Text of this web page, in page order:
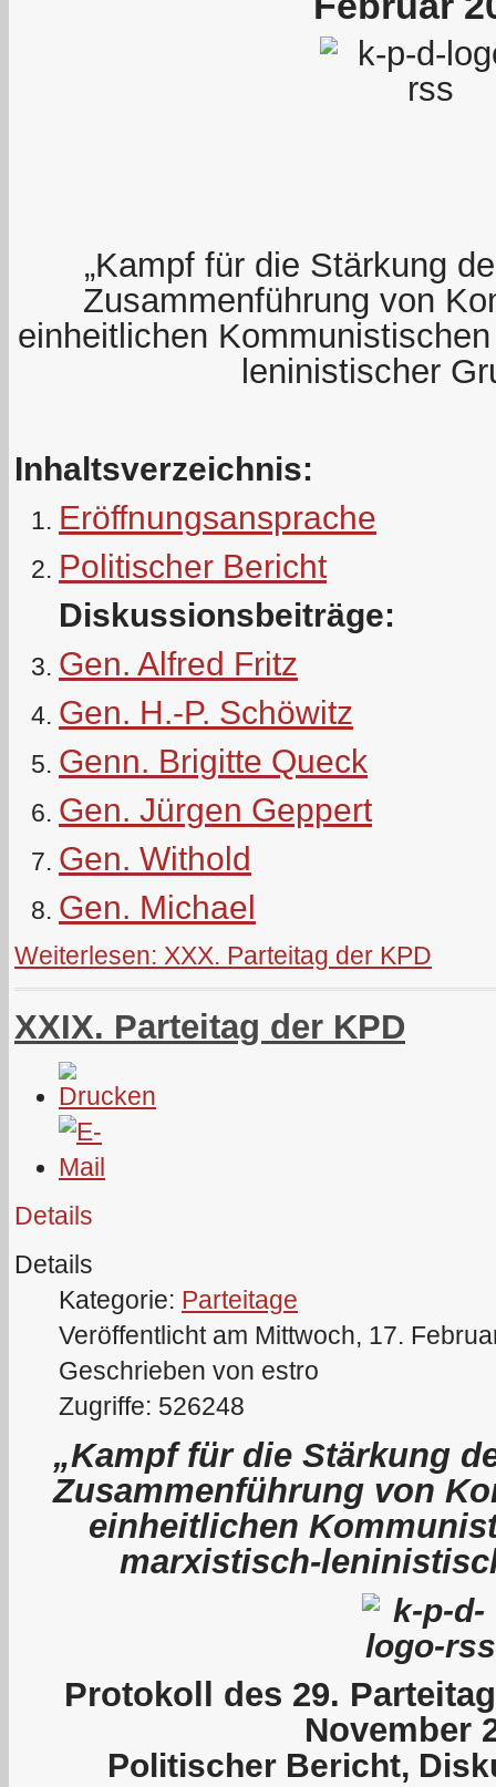
„Kampf für die Stärkung
Zusammenführung von
einheitlichen
leninistischer
Inhaltsverzeichnis:
Eröffnungsansprache
Politischer Bericht
Diskussionsbeiträge:
Gen. Alfred Fritz
Gen. H.-P. Schöwitz
Genn. Brigitte Queck
Gen. Jürgen Geppert
Gen. Withold
Gen. Michael
Weiterlesen: XXX. Parteitag der KPD
XXIX. Parteitag der KPD
Details
Details
Kategorie: Parteitage
Veröffentlicht am Mittwoch, 17.
Geschrieben von estro
Zugriffe: 526248
„Kampf für die Stärkung
Zusammenführung von
einheitlichen
marxistisch-
Protokoll des 29.
November
Politischer Bericht,